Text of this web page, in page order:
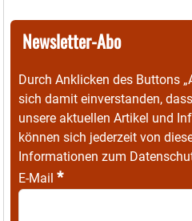
Newsletter-Abo
Durch Anklicken des Buttons
sich damit einverstanden,
unsere aktuellen Artikel und
können sich jederzeit von
Informationen zum
E-Mail *